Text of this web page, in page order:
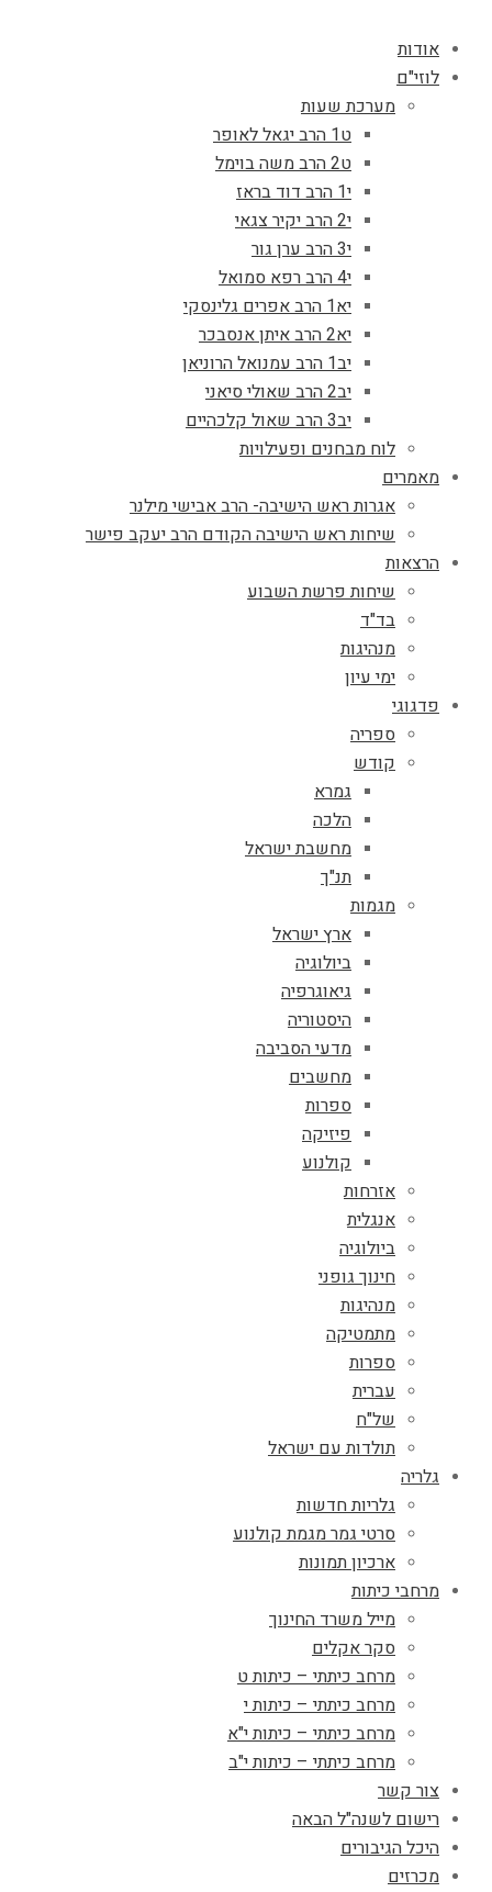
אודות
לוזי"ם
מערכת שעות
ט1 הרב יגאל לאופר
ט2 הרב משה בוימל
י1 הרב דוד בראז
י2 הרב יקיר צגאי
י3 הרב ערן גור
י4 הרב רפא סמואל
יא1 הרב אפרים גלינסקי
יא2 הרב איתן אנסבכר
יב1 הרב עמנואל הרוניאן
יב2 הרב שאולי סיאני
יב3 הרב שאול קלכהיים
לוח מבחנים ופעילויות
מאמרים
אגרות ראש הישיבה- הרב אבישי מילנר
שיחות ראש הישיבה הקודם הרב יעקב פישר
הרצאות
שיחות פרשת השבוע
בד"ד
מנהיגות
ימי עיון
פדגוגי
ספריה
קודש
גמרא
הלכה
מחשבת ישראל
תנ"ך
מגמות
ארץ ישראל
ביולוגיה
גיאוגרפיה
היסטוריה
מדעי הסביבה
מחשבים
ספרות
פיזיקה
קולנוע
אזרחות
אנגלית
ביולוגיה
חינוך גופני
מנהיגות
מתמטיקה
ספרות
עברית
של"ח
תולדות עם ישראל
גלריה
גלריות חדשות
סרטי גמר מגמת קולנוע
ארכיון תמונות
מרחבי כיתות
מייל משרד החינוך
סקר אקלים
מרחב כיתתי – כיתות ט
מרחב כיתתי – כיתות י
מרחב כיתתי – כיתות י"א
מרחב כיתתי – כיתות י"ב
צור קשר
רישום לשנה"ל הבאה
היכל הגיבורים
מכרזים